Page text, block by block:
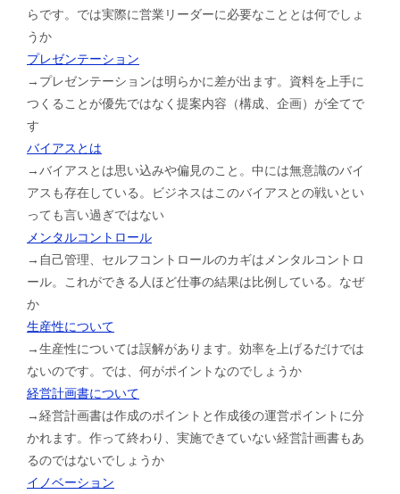
らです。では実際に営業リーダーに必要なこととは何でしょ
うか
プレゼンテーション
→プレゼンテーションは明らかに差が出ます。資料を上手に
つくることが優先ではなく提案内容（構成、企画）が全てで
す
バイアスとは
→バイアスとは思い込みや偏見のこと。中には無意識のバイ
アスも存在している。ビジネスはこのバイアスとの戦いとい
っても言い過ぎではない
メンタルコントロール
→自己管理、セルフコントロールのカギはメンタルコントロ
ール。これができる人ほど仕事の結果は比例している。なぜ
か
生産性について
→生産性については誤解があります。効率を上げるだけでは
ないのです。では、何がポイントなのでしょうか
経営計画書について
→経営計画書は作成のポイントと作成後の運営ポイントに分
かれます。作って終わり、実施できていない経営計画書もあ
るのではないでしょうか
イノベーション